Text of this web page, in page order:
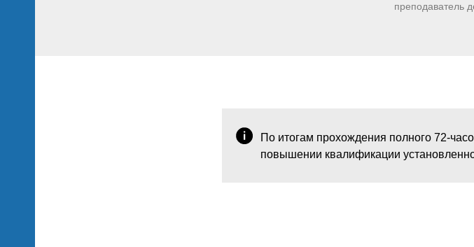
преподаватель
По итогам прохождения полного 72-
повышении квалификации